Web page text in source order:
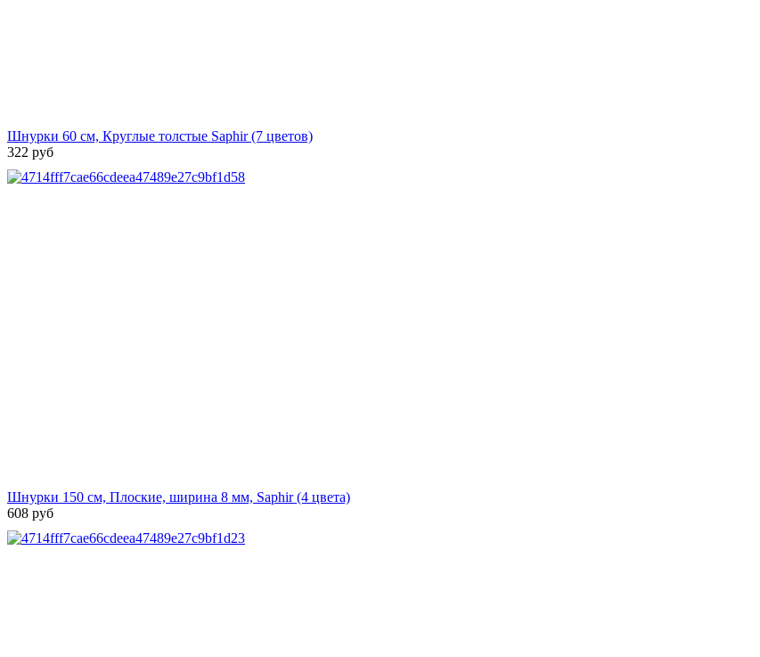
Шнурки 60 см, Круглые толстые Saphir (7 цветов)
322 руб
Шнурки 150 см, Плоские, ширина 8 мм, Saphir (4 цвета)
608 руб